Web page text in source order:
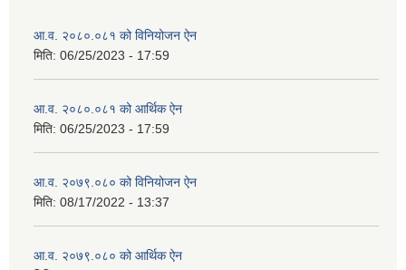
आ.व. २०८०.०८१ को विनियोजन ऐन
मिति: 06/25/2023 - 17:59
आ.व. २०८०.०८१ को आर्थिक ऐन
मिति: 06/25/2023 - 17:59
आ.व. २०७९.०८० को विनियोजन ऐन
मिति: 08/17/2022 - 13:37
आ.व. २०७९.०८० को आर्थिक ऐन